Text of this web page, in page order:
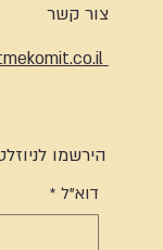
צור קשר
info@edutmekomit.co.il
הירשמו
דוא"ל *